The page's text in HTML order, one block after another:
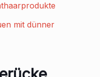
mit dünner